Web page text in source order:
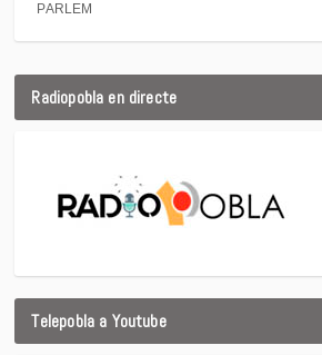
PARLEM
Radiopobla en directe
Telepobla a Youtube